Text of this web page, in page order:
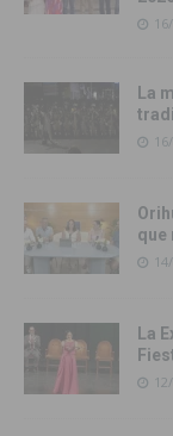
La
que
La